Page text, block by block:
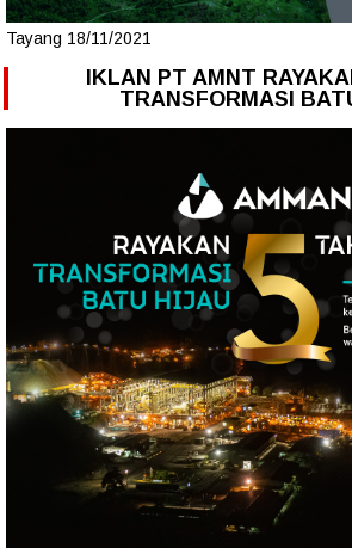
Tayang 18/11/2021
IKLAN PT AMNT
TRANSFORMASI